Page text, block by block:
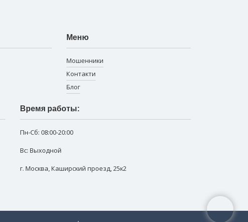
Меню
Мошенники
Контакти
Блог
Время работы:
Пн-Сб: 08:00-20:00
Вс: Выходной
г. Москва,Каширский проезд, 25к2